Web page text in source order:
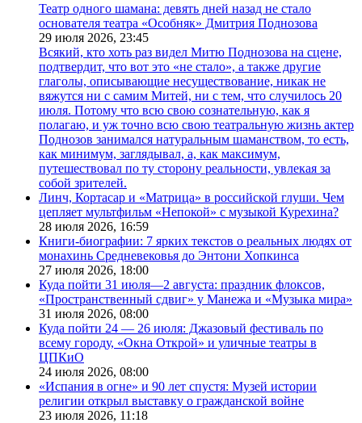
Театр одного шамана: девять дней назад не стало
основателя театра «Особняк» Дмитрия Поднозова
29 июля 2026, 23:45
Всякий, кто хоть раз видел Митю Поднозова на сцене,
подтвердит, что вот это «не стало», а также другие
глаголы, описывающие несуществование, никак не
вяжутся ни с самим Митей, ни с тем, что случилось 20
июля. Потому что всю свою сознательную, как я
полагаю, и уж точно всю свою театральную жизнь актер
Поднозов занимался натуральным шаманством, то есть,
как минимум, заглядывал, а, как максимум,
путешествовал по ту сторону реальности, увлекая за
собой зрителей.
Линч, Кортасар и «Матрица» в российской глуши. Чем
цепляет мультфильм «Непокой» с музыкой Курехина?
28 июля 2026, 16:59
Книги-биографии: 7 ярких текстов о реальных людях от
монахинь Средневековья до Энтони Хопкинса
27 июля 2026, 18:00
Куда пойти 31 июля—2 августа: праздник флоксов,
«Пространственный сдвиг» у Манежа и «Музыка мира»
31 июля 2026, 08:00
Куда пойти 24 — 26 июля: Джазовый фестиваль по
всему городу, «Окна Открой» и уличные театры в
ЦПКиО
24 июля 2026, 08:00
«Испания в огне» и 90 лет спустя: Музей истории
религии открыл выставку о гражданской войне
23 июля 2026, 11:18